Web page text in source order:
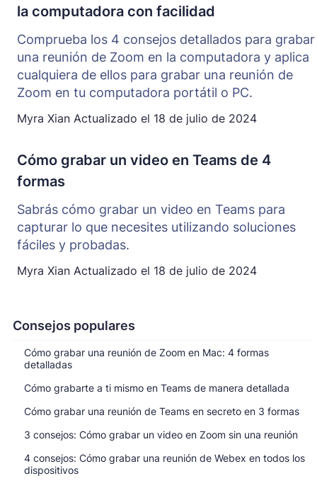
Consejos populares
Cómo grabar una reunión de Zoom en Mac: 4 formas
detalladas
Cómo grabarte a ti mismo en Teams de manera detallada
Cómo grabar una reunión de Teams en secreto en 3 formas
3 consejos: Cómo grabar un video en Zoom sin una reunión
4 consejos: Cómo grabar una reunión de Webex en todos los
dispositivos
la computadora con facilidad
Comprueba los 4 consejos detallados para grabar
una reunión de Zoom en la computadora y aplica
cualquiera de ellos para grabar una reunión de
Zoom en tu computadora portátil o PC.
Myra Xian Actualizado el 18 de julio de 2024
Cómo grabar un video en Teams de 4
formas
Sabrás cómo grabar un video en Teams para
capturar lo que necesites utilizando soluciones
fáciles y probadas.
Myra Xian Actualizado el 18 de julio de 2024